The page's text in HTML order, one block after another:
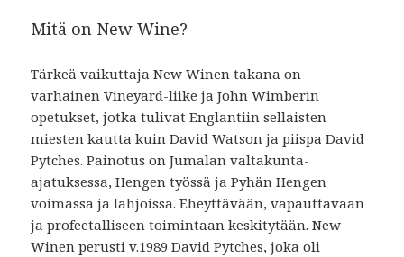
Mitä on New Wine?
Tärkeä vaikuttaja New Winen takana on
varhainen Vineyard-liike ja John Wimberin
opetukset, jotka tulivat Englantiin sellaisten
miesten kautta kuin David Watson ja piispa David
Pytches. Painotus on Jumalan valtakunta-
ajatuksessa, Hengen työssä ja Pyhän Hengen
voimassa ja lahjoissa. Eheyttävään, vapauttavaan
ja profeetalliseen toimintaan keskitytään. New
Winen perusti v.1989 David Pytches, joka oli